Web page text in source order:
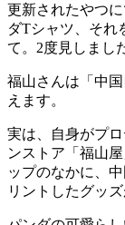
更新されたやつ
ダTシャツ、それ
て。2度見しまし
福山さんは「中
えます。
実は、自身がプ
ンストア「福山
ップのなかに、
リントしたグッズ